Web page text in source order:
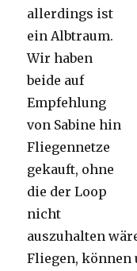
allerdings ist
ein Albtraum.
Wir haben
beide auf
Empfehlung
von Sabine hin
Fliegennetze
gekauft, ohne
die der Loop
nicht
auszuhalten
Fliegen, können